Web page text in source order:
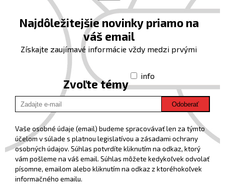
Najdôležitejšie novinky priamo na
váš email
Získajte zaujímavé informácie vždy medzi prvými
Zvoľte témy
info
Odoberať
Vaše osobné údaje (email) budeme spracovávať len za týmto
účelom v súlade s platnou legislatívou a zásadami ochrany
osobných údajov. Súhlas potvrdíte kliknutím na odkaz, ktorý
vám pošleme na váš email. Súhlas môžete kedykoľvek odvolať
písomne, emailom alebo kliknutím na odkaz z ktoréhokoľvek
informačného emailu.